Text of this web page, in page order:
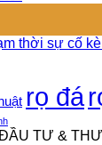
thời sự cố
rọ đá
TƯ &